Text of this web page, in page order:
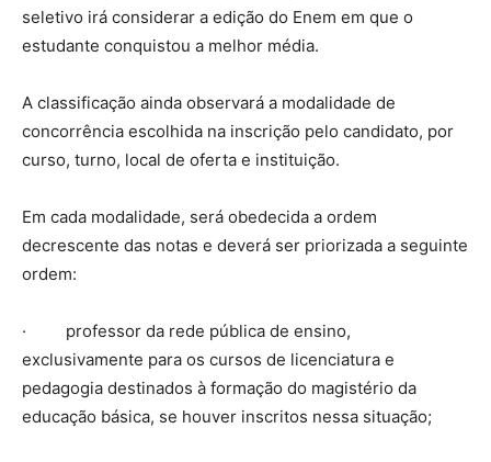
seletivo irá considerar a edição do Enem em que o
estudante conquistou a melhor média.
A classificação ainda observará a modalidade de
concorrência escolhida na inscrição pelo candidato, por
curso, turno, local de oferta e instituição.
Em cada modalidade, será obedecida a ordem
decrescente das notas e deverá ser priorizada a seguinte
ordem:
· professor da rede pública de ensino,
exclusivamente para os cursos de licenciatura e
pedagogia destinados à formação do magistério da
educação básica, se houver inscritos nessa situação;